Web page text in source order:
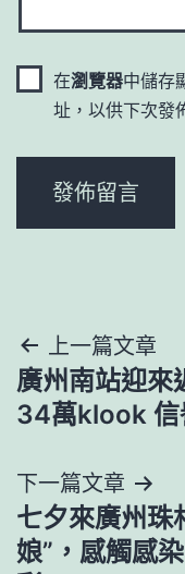
在瀏覽器中儲存
址，以供下次發
文
章
覽
上一篇文章
廣州南站迎來
34萬klook 信
下一篇文章
七夕來廣州珠
娘”，感觸感